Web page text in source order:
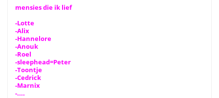
mensies die ik lief
-Lotte
-Alix
-Hannelore
-Anouk
-Roel
-sleephead=Peter
-Toontje
-Cedrick
-Marnix
-....